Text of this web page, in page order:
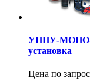
УППУ-МОНО-
установка
Цена по